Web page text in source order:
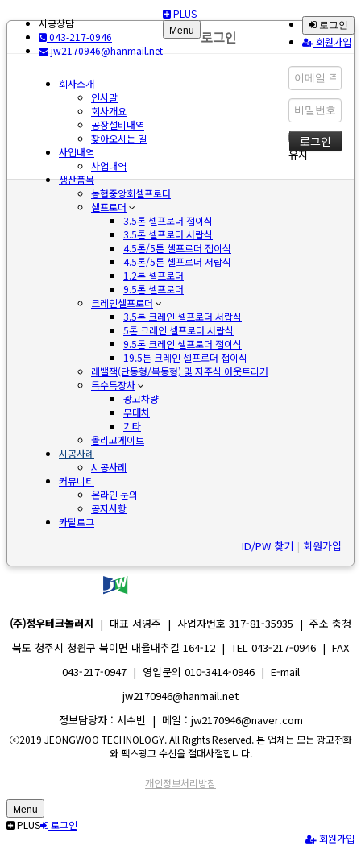
시공상담
043-217-0946
jw2170946@hanmail.net
로그인
회원가입
PLUS
Menu
회사소개
인사말
회사개요
공장설비내역
찾아오시는 길
사업내역
사업내역
생산품목
농협중앙회셀프로더
셀프로더
3.5톤 셀프로더 접이식
3.5톤 셀프로더 서랍식
4.5톤/5톤 셀프로더 접이식
4.5톤/5톤 셀프로더 서랍식
1.2톤 셀프로더
9.5톤 셀프로더
크레인셀프로더
3.5톤 크레인 셀프로더 서랍식
5톤 크레인 셀프로더 서랍식
9.5톤 크레인 셀프로더 접이식
19.5톤 크레인 셀프로더 접이식
레밸잭(단동형/복동형) 및 자주식 아웃트리거
특수특장차
광고차량
무대차
기타
올리고게이트
시공사례
시공사례
커뮤니티
온라인 문의
공지사항
카달로그
로그인
유지
ID/PW 찾기 | 회원가입
(주)정우테크놀러지 | 대표 서영주 | 사업자번호 317-81-35935 | 주소 충청
북도 청주시 청원구 북이면 대율내추길 164-12 | TEL 043-217-0946 | FAX
043-217-0947 | 영업문의 010-3414-0946 | E-mail
jw2170946@hanmail.net
정보담당자 : 서수빈 | 메일 : jw2170946@naver.com
ⓒ2019 JEONGWOO TECHNOLOGY. All Rights Reserved. 본 업체는 모든 광고전화
와 팩스광고 수신을 절대사절합니다.
개인정보처리방침
Menu
PLUS
로그인
회원가입